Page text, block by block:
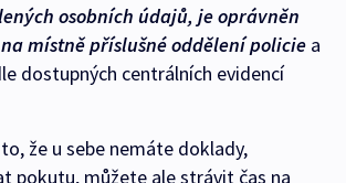
osobních údajů, je oprávněn
místně příslušné oddělení policie a
dostupných centrálních evidencí
že u sebe nemáte doklady,
pokutu, můžete ale strávit čas na